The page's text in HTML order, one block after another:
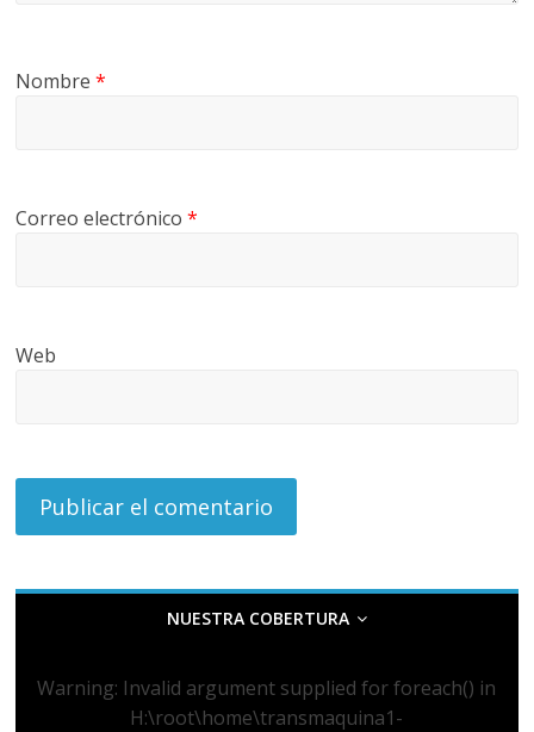
Nombre*
Correo electrónico*
Web
NUESTRA COBERTURA
Warning: Invalid argument supplied for foreach() in
H:\root\home\transmaquina1-